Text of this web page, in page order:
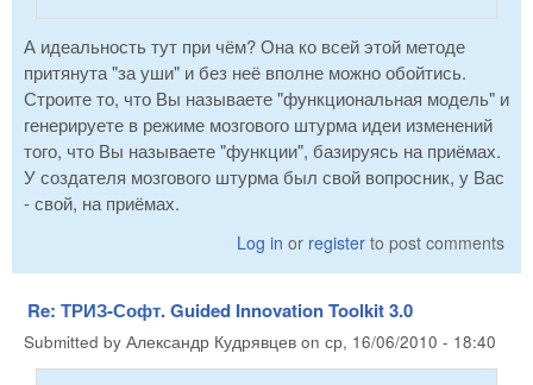
А идеальность тут при чём? Она ко всей этой методе
притянута "за уши" и без неё вполне можно обойтись.
Строите то, что Вы называете "функциональная модель" и
генерируете в режиме мозгового штурма идеи изменений
того, что Вы называете "функции", базируясь на приёмах.
У создателя мозгового штурма был свой вопросник, у Вас
- свой, на приёмах.
Log in or register to post comments
Re: ТРИЗ-Софт. Guided Innovation Toolkit 3.0
Submitted by Александр Кудрявцев on ср, 16/06/2010 - 18:40